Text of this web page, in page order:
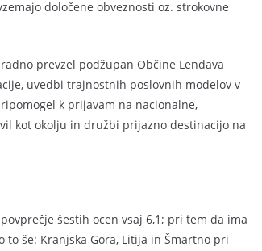
določene obveznosti oz. strokovne
prevzel podžupan Občine Lendava
uvedbi trajnostnih poslovnih modelov v
k prijavam na nacionalne,
kot okolju in družbi prijazno destinacijo na
šestih ocen vsaj 6,1; pri tem da ima
to še: Kranjska Gora, Litija in Šmartno pri